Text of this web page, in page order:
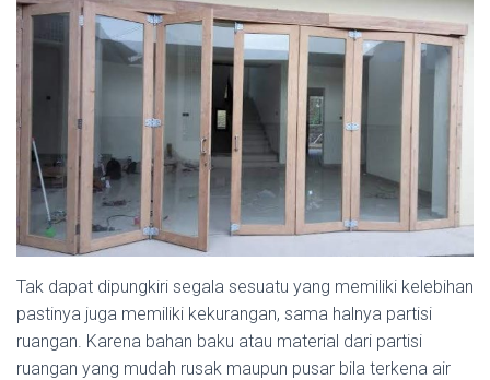
Tak dapat dipungkiri segala sesuatu yang memiliki kelebihan
pastinya juga memiliki kekurangan, sama halnya partisi
ruangan. Karena bahan baku atau material dari partisi
ruangan yang mudah rusak maupun pusar bila terkena air